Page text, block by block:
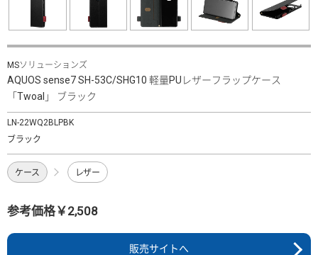
MSソリューションズ
AQUOS sense7 SH-53C/SHG10 軽量PUレザーフラップケース
「Twoal」 ブラック
LN-22WQ2BLPBK
ブラック
ケース レザー
参考価格￥2,508
販売サイトへ